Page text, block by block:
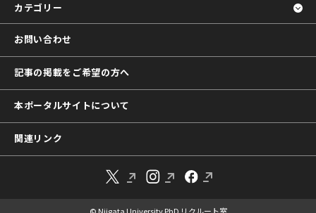
カテゴリー
お問い合わせ
記事の掲載をご希望の方へ
本ポータルサイトについて
関連リンク